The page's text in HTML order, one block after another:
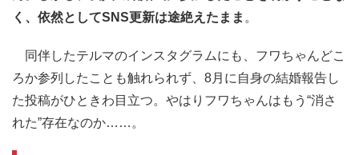
く、依然としてSNS更新は途絶えたまま。
同伴したテルマのインスタグラムにも、フワちゃんどこ
ろか参列したことも触れられず、8月に自身の結婚報告し
た投稿がひときわ目立つ。やはりフワちゃんはもう“消さ
れた”存在なのか……。